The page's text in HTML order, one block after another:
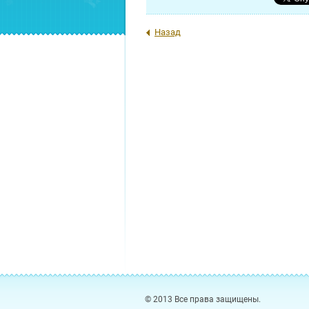
Назад
© 2013 Все права защищены.